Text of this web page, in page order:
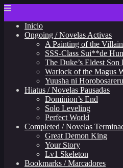
Inicio
Ongoing / Novelas Activas
A Painting of the
SSS-Class Sui**de
The Duke’s Eldest
Warlock of the Magus
Yuusha ni Horobosareru
Hiatus / Novelas Pausadas
Dominion’s End
Solo Leveling
Perfect World
Completed / Novelas
Great Demon King
Your Story
Lv1 Skeleton
Bookmarks / Marcadores